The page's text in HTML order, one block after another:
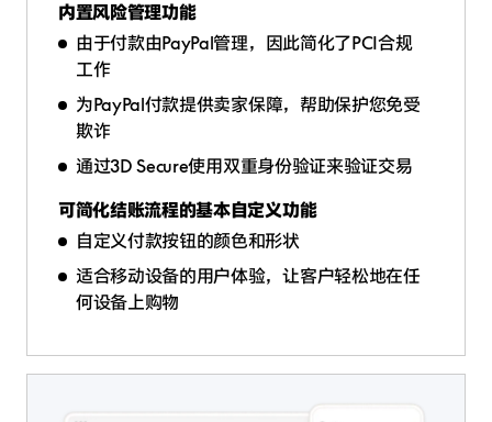
内置风险管理功能
由于付款由PayPal管理，因此简化了PCI合规
工作
为PayPal付款提供卖家保障，帮助保护您免受
欺诈
通过3D Secure使用双重身份验证来验证交易
可简化结账流程的基本自定义功能
自定义付款按钮的颜色和形状
适合移动设备的用户体验，让客户轻松地在任
何设备上购物